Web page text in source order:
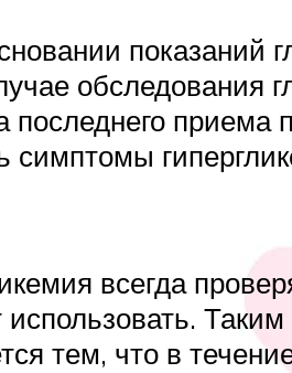
показаний
обследования
приема
симптомы
всегда
тем, что в